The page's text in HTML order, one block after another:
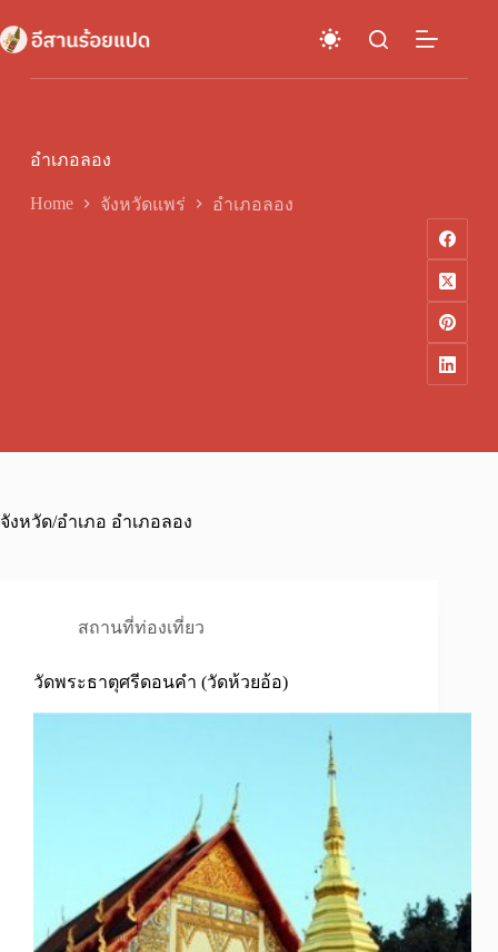
to
content
อำเภอลอง
Home จังหวัดแพร่ อำเภอลอง
จังหวัด/อำเภอ อำเภอลอง
สถานที่ท่องเที่ยว
วัดพระธาตุศรีดอนคำ (วัดห้วยอ้อ)